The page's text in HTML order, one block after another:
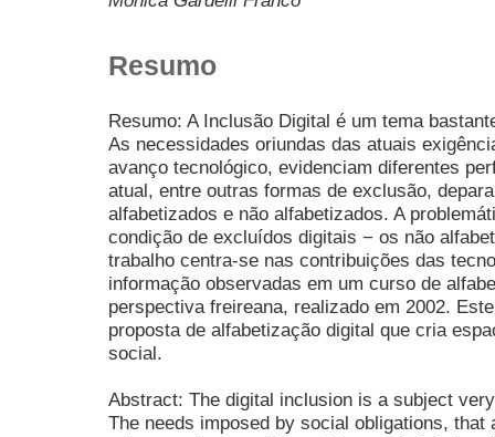
Resumo
Resumo: A Inclusão Digital é um tema
As necessidades oriundas das atuais
avanço tecnológico, evidenciam diferentes
atual, entre outras formas de exclusão,
alfabetizados e não alfabetizados. A
condição de excluídos digitais − os não
trabalho centra-se nas contribuições das
informação observadas em um curso de
perspectiva freireana, realizado em 2002.
proposta de alfabetização digital que cria
social.
Abstract: The digital inclusion is a subject
The needs imposed by social obligations, that